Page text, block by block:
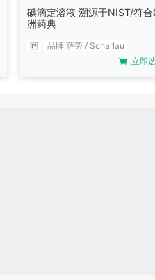
碘滴定溶液 溯源于NIST/符合
洲药典
品牌:萨劳 / Scharlau
立即